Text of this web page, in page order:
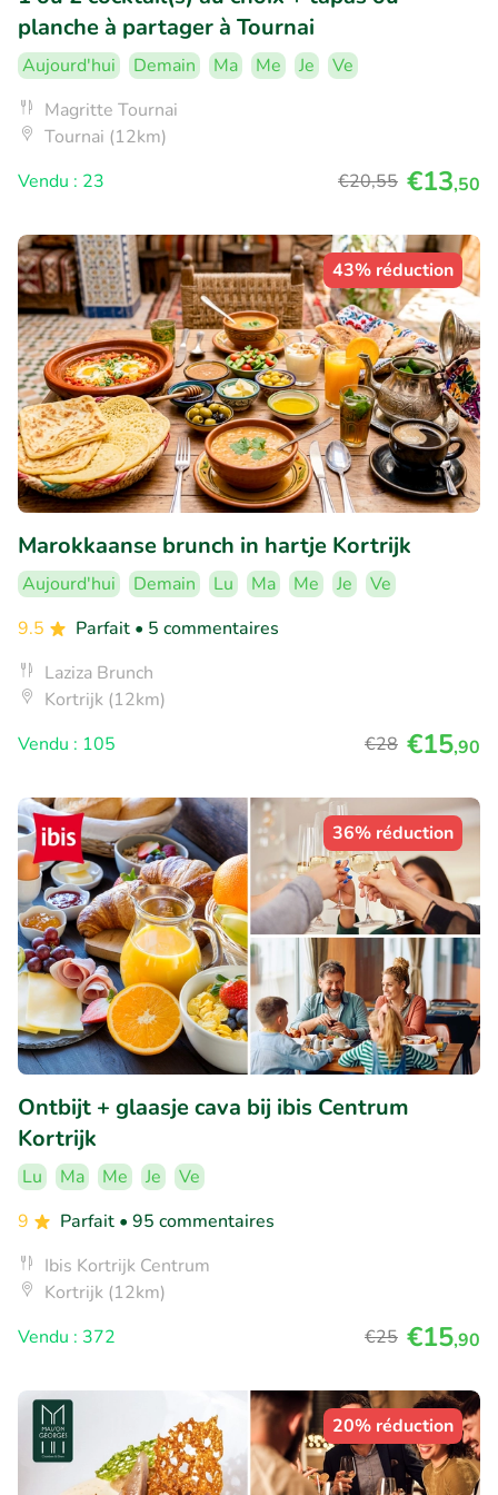
planche à partager à Tournai
Aujourd'hui Demain Ma Me Je
Ve
Magritte Tournai
Tournai (12km)
Vendu : 23
€20,55 €13,50
43% réduction
Marokkaanse brunch in hartje Kortrijk
Aujourd'hui Demain Lu Ma Me Je
Ve
9.5
Parfait • 5 commentaires
Laziza Brunch
Kortrijk (12km)
Vendu : 105
€28 €15,90
36% réduction
Ontbijt + glaasje cava bij ibis Centrum
Kortrijk
Lu Ma Me Je
Ve
9
Parfait • 95 commentaires
Ibis Kortrijk Centrum
Kortrijk (12km)
Vendu : 372
€25 €15,90
20% réduction